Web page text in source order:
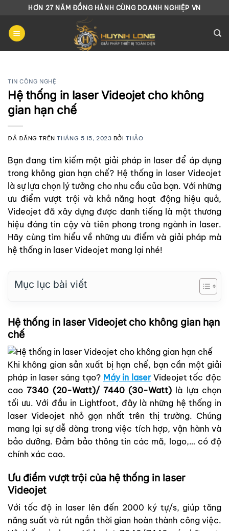
Chuyển
nội
dung
HƠN 27 NĂM ĐỒNG HÀNH CÙNG DOANH NGHIỆP VN
TIN CÔNG NGHỆ
Hệ thống in laser Videojet cho không
gian hạn chế
ĐÃ ĐĂNG TRÊNTHÁNG 5 15, 2023 BỞITHẢO
Bạn đang tìm kiếm một giải pháp in laser để áp dụng
trong không gian hạn chế? Hệ thống in laser Videojet
là sự lựa chọn lý tưởng cho nhu cầu của bạn. Với những
ưu điểm vượt trội và khả năng hoạt động hiệu quả,
Videojet đã xây dựng được danh tiếng là một thương
hiệu đáng tin cậy và tiên phong trong ngành in laser.
Hãy cùng tìm hiểu về những ưu điểm và giải pháp mà
hệ thống in laser Videojet mang lại nhé!
Mục lục bài viết
Hệ thống in laser Videojet cho không gian hạn
chế
Khi không gian sản xuất bị hạn chế, bạn cần một giải
pháp in laser sáng tạo? Máy in laserVideojet tốc độc
cao7340 (20-Watt)/ 7440 (30-Watt) là lựa chọn
tối ưu. Với đầu in Lightfoot, đây là những hệ thống in
laser Videojet nhỏ gọn nhất trên thị trường. Chúng
mang lại sự dễ dàng trong việc tích hợp, vận hành và
bảo dưỡng. Đảm bảo thông tin các mã, logo,… có độ
chính xác cao.
Ưu điểm vượt trội của hệ thống in laser
Videojet
Với tốc độ in laser lên đến 2000 ký tự/s, giúp tăng
năng suất và rút ngắn thời gian hoàn thành công việc.